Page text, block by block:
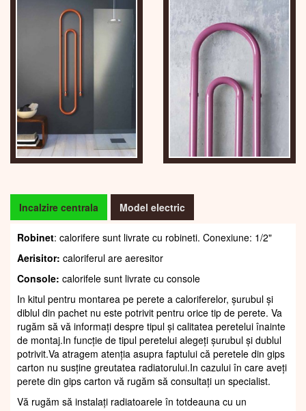
Incalzire centrala Model electric
Robinet: calorifere sunt livrate cu robineti. Conexiune: 1/2"
Aerisitor: caloriferul are aeresitor
Console: calorifele sunt livrate cu console
In kitul pentru montarea pe perete a caloriferelor, șurubul și
diblul din pachet nu este potrivit pentru orice tip de perete. Va
rugăm să vă informați despre tipul și calitatea peretelui înainte
de montaj.In funcție de tipul peretelui alegeți șurubul și dublul
potrivit.Va atragem atenția asupra faptului că peretele din gips
carton nu susține greutatea radiatorului.In cazului în care aveți
perete din gips carton vă rugăm să consultați un specialist.
Vă rugăm să instalați radiatoarele în totdeauna cu un